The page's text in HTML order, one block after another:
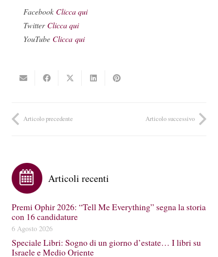
Facebook Clicca qui
Twitter Clicca qui
YouTube Clicca qui
Articolo precedente Articolo successivo
Articoli recenti
Premi Ophir 2026: “Tell Me Everything” segna la storia
con 16 candidature
6 Agosto 2026
Speciale Libri: Sogno di un giorno d’estate… I libri su
Israele e Medio Oriente